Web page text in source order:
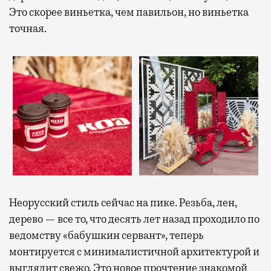
Это скорее виньетка, чем павильон, но виньетка
точная.
Неорусский стиль сейчас на пике. Резьба, лен,
дерево — все то, что десять лет назад проходило по
ведомству «бабушкин сервант», теперь
монтируется с минималистичной архитектурой и
выглядит свежо. Это новое прочтение знакомой